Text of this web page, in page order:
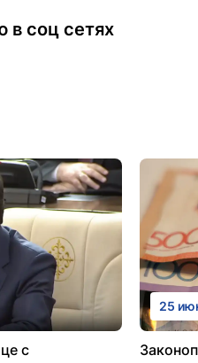
в соц сетях
с
25